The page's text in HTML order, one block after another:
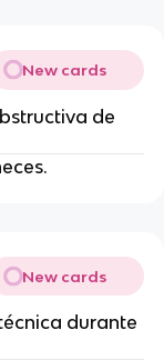
New cards
de
New cards
durante